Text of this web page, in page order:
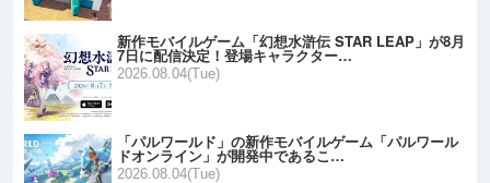
新作モバイルゲーム「幻想水滸伝 STAR LEAP」が8月
7日に配信決定！登場キャラクター…
2026.08.04(Tue)
「パルワールド」の新作モバイルゲーム「パルワール
ドオンライン」が開発中であるこ…
2026.08.04(Tue)